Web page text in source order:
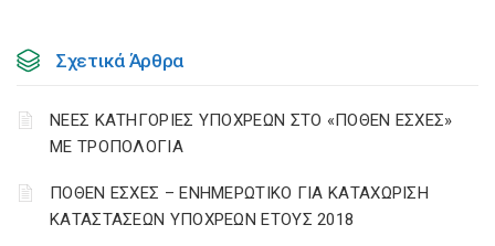
Σχετικά Άρθρα
ΝΕΕΣ ΚΑΤΗΓΟΡΙΕΣ ΥΠΟΧΡΕΩΝ ΣΤΟ «ΠΟΘΕΝ ΕΣΧΕΣ»
ΜΕ ΤΡΟΠΟΛΟΓΙΑ
ΠΟΘΕΝ ΕΣΧΕΣ – ΕΝΗΜΕΡΩΤΙΚΟ ΓΙΑ ΚΑΤΑΧΩΡΙΣΗ
ΚΑΤΑΣΤΑΣΕΩΝ ΥΠΟΧΡΕΩΝ ΕΤΟΥΣ 2018